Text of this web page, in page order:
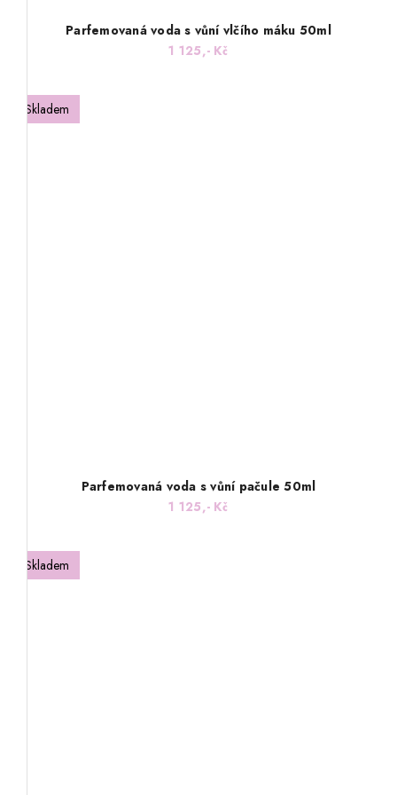
Parfemovaná voda s vůní vlčího máku 50ml
1 125,- Kč
Skladem
Parfemovaná voda s vůní pačule 50ml
1 125,- Kč
Skladem